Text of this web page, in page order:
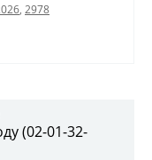
, 2978
(02-01-32-